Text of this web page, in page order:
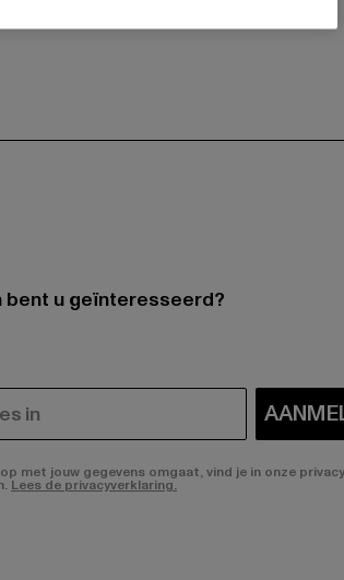
bent u geïnteresseerd?
met jouw gegevens omgaat, vind je in onze
Lees de privacyverklaring.